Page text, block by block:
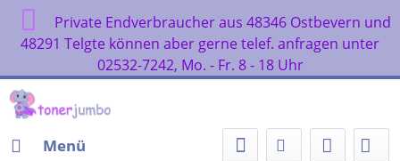
Private Endverbraucher aus 48346 Ostbevern und
48291 Telgte können aber gerne telef. anfragen unter
02532-7242, Mo. - Fr. 8 - 18 Uhr
Menü